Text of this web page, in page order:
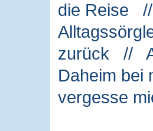
die Reise
zurück //
Daheim
vergesse